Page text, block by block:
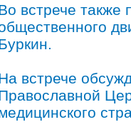
встрече также
встрече